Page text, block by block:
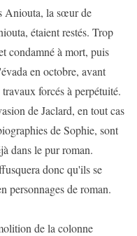
Aniouta, la sœur de
étaient restés. Trop
condamné à mort, puis
en octobre, avant
forcés à perpétuité.
de Jaclard, en tout cas
de Sophie, sont
dans le pur roman.
donc qu'ils se
personnages de roman.
de la colonne